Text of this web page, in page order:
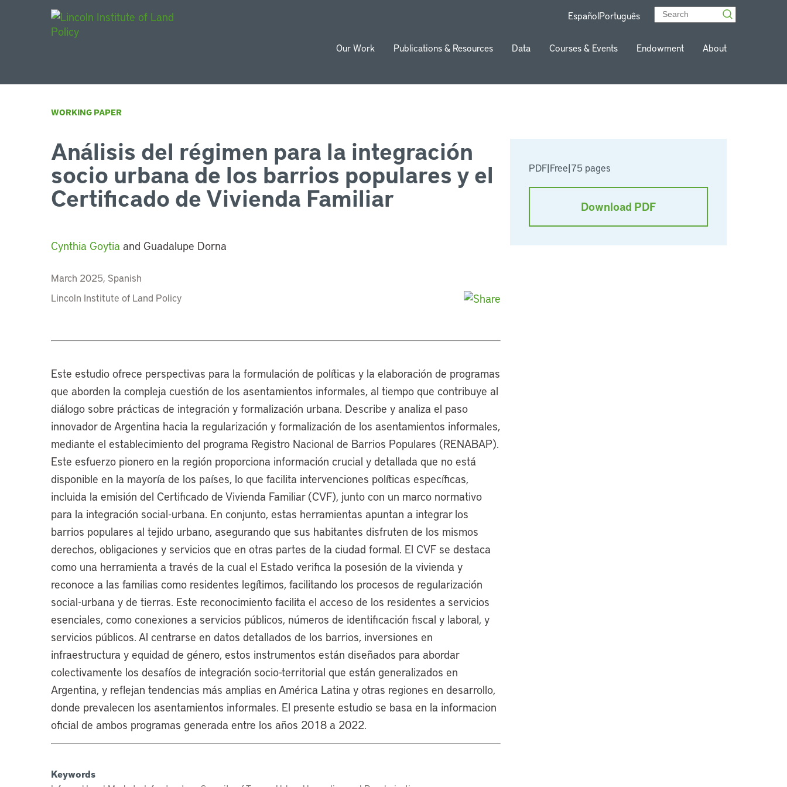
EspañolPortuguês
Our Work Publications & Resources Data Courses & Events Endowment About
WORKING PAPER
PDF|Free|75 pages
Download PDF
Análisis del régimen para la integración
socio urbana de los barrios populares y el
Certificado de Vivienda Familiar
Cynthia Goytia and Guadalupe Dorna
March 2025, Spanish
Lincoln Institute of Land Policy
Este estudio ofrece perspectivas para la formulación de políticas y la elaboración de programas
que aborden la compleja cuestión de los asentamientos informales, al tiempo que contribuye al
diálogo sobre prácticas de integración y formalización urbana. Describe y analiza el paso
innovador de Argentina hacia la regularización y formalización de los asentamientos informales,
mediante el establecimiento del programa Registro Nacional de Barrios Populares (RENABAP).
Este esfuerzo pionero en la región proporciona información crucial y detallada que no está
disponible en la mayoría de los países, lo que facilita intervenciones políticas específicas,
incluida la emisión del Certificado de Vivienda Familiar (CVF), junto con un marco normativo
para la integración social-urbana. En conjunto, estas herramientas apuntan a integrar los
barrios populares al tejido urbano, asegurando que sus habitantes disfruten de los mismos
derechos, obligaciones y servicios que en otras partes de la ciudad formal. El CVF se destaca
como una herramienta a través de la cual el Estado verifica la posesión de la vivienda y
reconoce a las familias como residentes legítimos, facilitando los procesos de regularización
social-urbana y de tierras. Este reconocimiento facilita el acceso de los residentes a servicios
esenciales, como conexiones a servicios públicos, números de identificación fiscal y laboral, y
servicios públicos. Al centrarse en datos detallados de los barrios, inversiones en
infraestructura y equidad de género, estos instrumentos están diseñados para abordar
colectivamente los desafíos de integración socio-territorial que están generalizados en
Argentina, y reflejan tendencias más amplias en América Latina y otras regiones en desarrollo,
donde prevalecen los asentamientos informales. El presente estudio se basa en la informacion
oficial de ambos programas generada entre los años 2018 a 2022.
Keywords